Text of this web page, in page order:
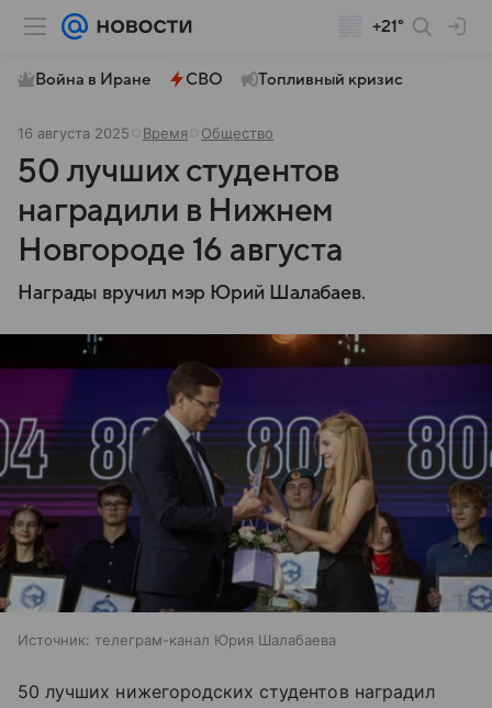
+21°
Война в Иране СВО Топливный кризис
16 августа 2025 Время Общество
50 лучших студентов
наградили в Нижнем
Новгороде 16 августа
Награды вручил мэр Юрий Шалабаев.
Источник: телеграм-канал Юрия Шалабаева
50 лучших нижегородских студентов наградил